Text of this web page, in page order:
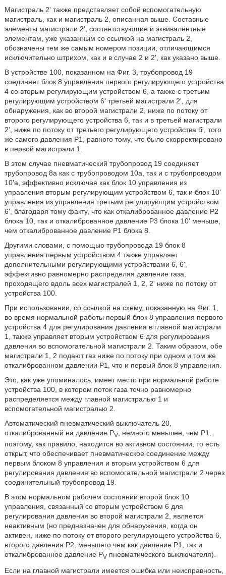
Магистраль 2' также представляет собой вспомогательную
магистраль, как и магистраль 2, описанная выше. Составные
элементы магистрали 2', соответствующие и эквивалентные
элементам, уже указанным со ссылкой на магистраль 2,
обозначены тем же самым номером позиции, отличающимся
исключительно штрихом, как и в случае 2 и 2', как указано выше.
В устройстве 100, показанном на Фиг. 3, трубопровод 19
соединяет блок 8 управления первого регулирующего устройства
4 со вторым регулирующим устройством 6, а также с третьим
регулирующим устройством 6' третьей магистрали 2', для
обнаружения, как во второй магистрали 2, ниже по потоку от
второго регулирующего устройства 6, так и в третьей магистрали
2', ниже по потоку от третьего регулирующего устройства б', того
же самого давления Р1, равного тому, что было скорректировано
в первой магистрали 1.
В этом случае пневматический трубопровод 19 соединяет
трубопровод 8а как с трубопроводом 10а, так и с трубопроводом
10'а, эффективно исключая как блок 10 управления из
управления вторым регулирующим устройством 6, так и блок 10'
управления из управления третьим регулирующим устройством
6', благодаря тому факту, что как откалиброванное давление Р2
блока 10, так и откалиброванное давление Р3 блока 10' меньше,
чем откалиброванное давление Р1 блока 8.
Другими словами, с помощью трубопровода 19 блок 8
управления первым устройством 4 также управляет
дополнительными регулирующими устройствами 6, 6',
эффективно равномерно распределяя давление газа,
проходящего вдоль всех магистралей 1, 2, 2' ниже по потоку от
устройства 100.
При использовании, со ссылкой на схему, показанную на Фиг. 1,
во время нормальной работы первый блок 8 управления первого
устройства 4 для регулирования давления в главной магистрали
1, также управляет вторым устройством 6 для регулирования
давления во вспомогательной магистрали 2. Таким образом, обе
магистрали 1, 2 подают газ ниже по потоку при одном и том же
откалиброванном давлении Р1, что и первый блок 8 управления.
Это, как уже упоминалось, имеет место при нормальной работе
устройства 100, в котором поток газа точно равномерно
распределяется между главной магистралью 1 и
вспомогательной магистралью 2.
Автоматический пневматический выключатель 20,
откалиброванный на давление PV, немного меньшее, чем Р1,
поэтому, как правило, находится во активном состоянии, то есть
открыт, что обеспечивает пневматическое соединение между
первым блоком 8 управления и вторым устройством 6 для
регулирования давления во вспомогательной магистрали 2 через
соединительный трубопровод 19.
В этом нормальном рабочем состоянии второй блок 10
управления, связанный со вторым устройством 6 для
регулирования давления во второй магистрали 2, является
неактивным (но предназначен для обнаружения, когда он
активен, ниже по потоку от второго регулирующего устройства 6,
второго давления Р2, меньшего чем как давление Р1, так и
откалиброванное давление PVпневматического выключателя).
Если на главной магистрали имеется ошибка или неисправность,